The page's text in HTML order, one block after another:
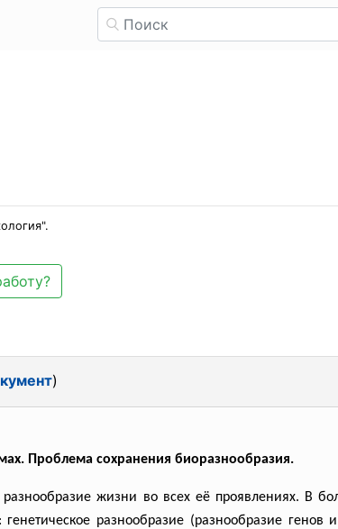
)
Проблема сохранения биоразнообразия.
жизни во всех её проявлениях. В
разнообразие (разнообразие